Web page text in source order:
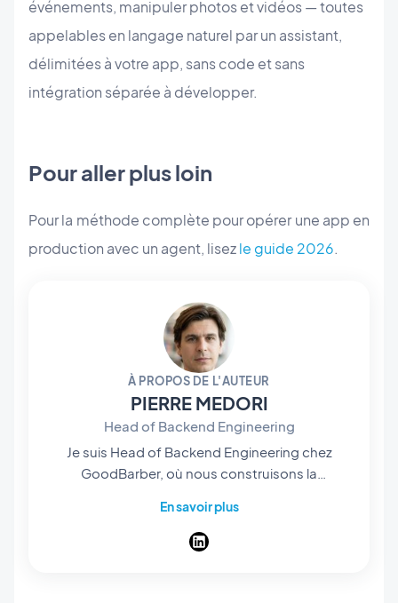
événements, manipuler photos et vidéos — toutes
appelables en langage naturel par un assistant,
délimitées à votre app, sans code et sans
intégration séparée à développer.
Pour aller plus loin
Pour la méthode complète pour opérer une app en
production avec un agent, lisezle guide 2026.
À PROPOS DE L'AUTEUR
PIERRE MEDORI
Head of Backend Engineering
Je suis Head of Backend Engineering chez
GoodBarber, où nous construisons la
applications natives sans écrire une ligne de
code. Mon équipe gère tout ce qui se passe en
En savoir plus